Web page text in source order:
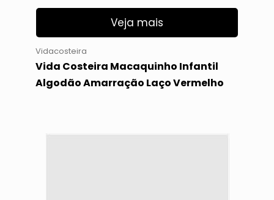
Veja mais
Vidacosteira
Vida Costeira Macaquinho Infantil
Algodão Amarração Laço Vermelho